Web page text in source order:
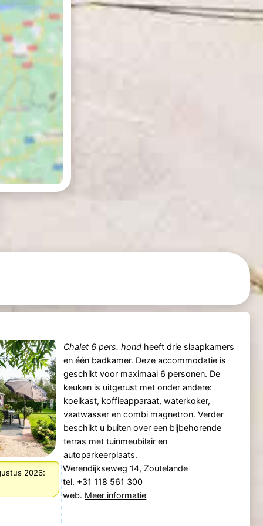
Chalet 6 pers. hondheeft drie slaapkamers
en één badkamer. Deze accommodatie is
geschikt voor maximaal 6 personen. De
keuken is uitgerust met onder andere:
koelkast, koffieapparaat, waterkoker,
vaatwasser en combi magnetron. Verder
beschikt u buiten over een bijbehorende
terras met tuinmeubilair en
autoparkeerplaats.
2026:
Werendijkseweg 14, Zoutelande
tel. +31 118 561 300
web. Meer informatie